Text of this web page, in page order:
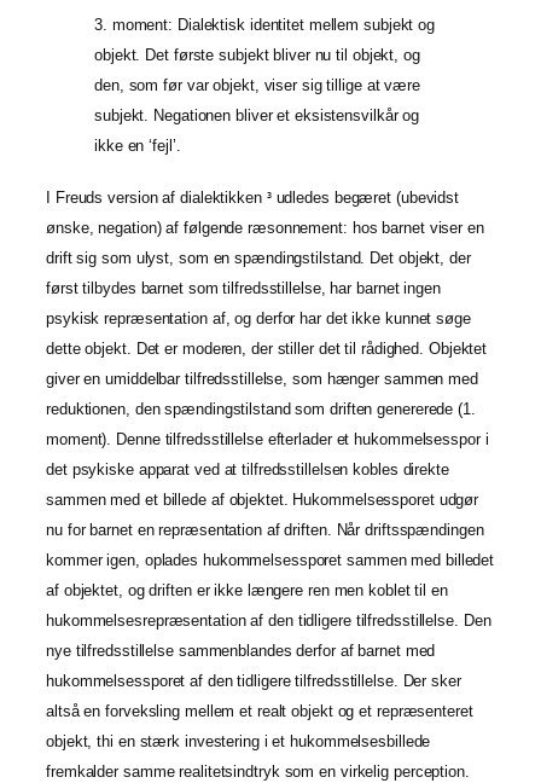
3. moment: Dialektisk identitet mellem subjekt og
objekt. Det første subjekt bliver nu til objekt, og
den, som før var objekt, viser sig tillige at være
subjekt. Negationen bliver et eksistensvilkår og
ikke en ‘fejl’.
I Freuds version af dialektikken3udledes begæret (ubevidst
ønske, negation) af følgende ræsonnement: hos barnet viser en
drift sig som ulyst, som en spændingstilstand. Det objekt, der
først tilbydes barnet som tilfredsstillelse, har barnet ingen
psykisk repræsentation af, og derfor har det ikke kunnet søge
dette objekt. Det er moderen, der stiller det til rådighed. Objektet
giver en umiddelbar tilfredsstillelse, som hænger sammen med
reduktionen, den spændingstilstand som driften genererede (1.
moment). Denne tilfredsstillelse efterlader et hukommelsesspor i
det psykiske apparat ved at tilfredsstillelsen kobles direkte
sammen med et billede af objektet. Hukommelsessporet udgør
nu for barnet en repræsentation af driften. Når driftsspændingen
kommer igen, oplades hukommelsessporet sammen med billedet
af objektet, og driften er ikke længere ren men koblet til en
hukommelsesrepræsentation af den tidligere tilfredsstillelse. Den
nye tilfredsstillelse sammenblandes derfor af barnet med
hukommelsessporet af den tidligere tilfredsstillelse. Der sker
altså en forveksling mellem et realt objekt og et repræsenteret
objekt, thi en stærk investering i et hukommelsesbillede
fremkalder samme realitetsindtryk som en virkelig perception.